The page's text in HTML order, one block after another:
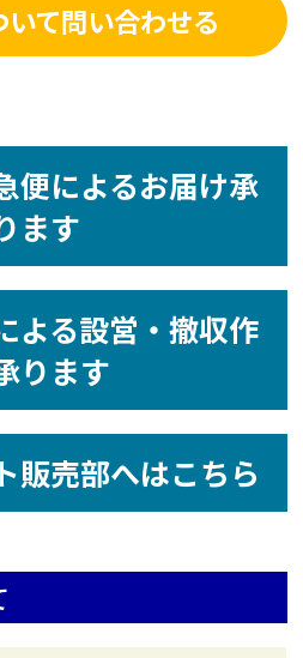
て問い合わせる
便によるお届け承
ます
よる設営・撤収作
ります
販売部へはこちら